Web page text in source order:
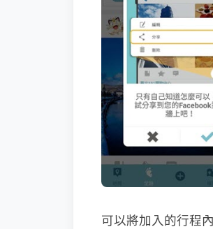
可以將加入的行程